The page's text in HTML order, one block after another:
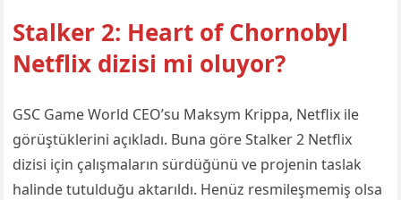
Stalker 2: Heart of Chornobyl
Netflix dizisi mi oluyor?
GSC Game World CEO’su Maksym Krippa, Netflix ile
görüştüklerini açıkladı. Buna göre Stalker 2 Netflix
dizisi için çalışmaların sürdüğünü ve projenin taslak
halinde tutulduğu aktarıldı. Henüz resmileşmemiş olsa